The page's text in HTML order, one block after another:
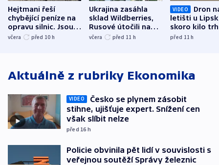
Hejtmani řeší
chybějící peníze na
opravu silnic. Jsou
nenárokové, namítá
včera před 10 h
Ukrajina zasáhla
sklad Wildberries,
Rusové útočili na
trh, hasiče či
včera před 11 h
VIDEO
Dron
letišti u
skoro kilo
indicie
před 11h
Aktuálně z rubriky Ekonomika
VIDEO
Česko se plynem zásobit
stihne, ujišťuje expert. Snížení cen
však slíbit nelze
před 16 h
Policie obvinila pět lidí v souvislosti s
veřejnou soutěží Správy železnic